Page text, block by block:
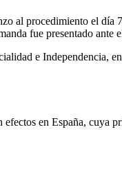
al procedimiento el día
fue presentado ante
e Independencia,
en España, cuya